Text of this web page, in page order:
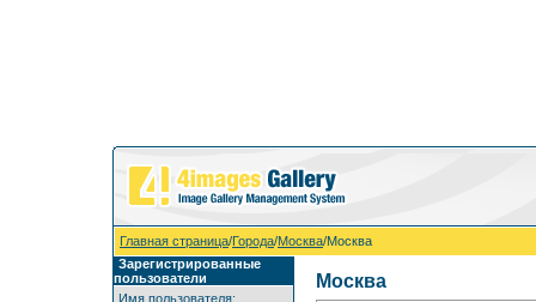
Главная страница/Города/Москва/Москва
Зарегистрированные
пользователи
Имя пользователя:
Москва